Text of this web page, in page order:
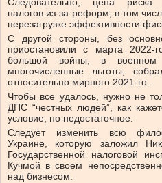
Следовательно, цена риска
налогов из-за реформ, в том
перезагрузке эффективности
С другой стороны, без
приостановили с марта
большой войны, в
многочисленные льготы,
относительно мирного 2021-го.
Чтобы все удалось, нужно не
ДПС “честных людей”, как
условие, но недостаточное.
Следует изменить всю
Украине, которую заложил
Государственной налоговой
Кучмой в своем
над бизнесом.